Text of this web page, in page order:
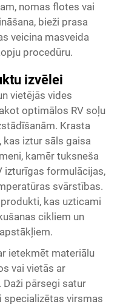
nomas flotes vai
bieži prasa
veicina masveida
procedūru.
izvēlei
vietējās vides
optimālos RV soļu
Krasta
kas iztur sāls gaisa
kamēr tuksneša
izturīgas formulācijas,
svārstības.
kas uzticami
cikliem un
ietekmēt materiālu
vai vietās ar
pārsegi satur
virsmas